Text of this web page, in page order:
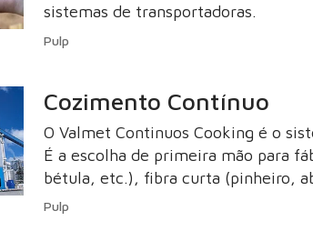
sistemas de transportadoras.
Pulp
Cozimento Contínuo
O Valmet Continuos Cooking é o
É a escolha de primeira mão para
bétula, etc.), fibra curta (pinheiro,
Pulp